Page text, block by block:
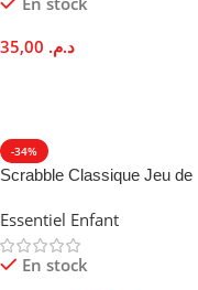
د.م.
-34%
Scrabble Classique Jeu de
Vocabulaire
Essentiel Enfant
En stock